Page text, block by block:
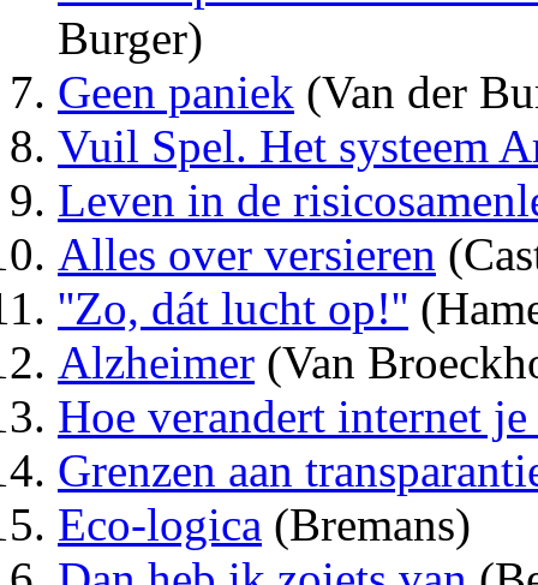
Burger)
Geen paniek (Van der
Vuil Spel. Het systeem
Leven in de
Alles over versieren
''Zo, dát lucht op!''
Alzheimer (Van
Hoe verandert internet
Grenzen aan
Eco-logica (Bremans)